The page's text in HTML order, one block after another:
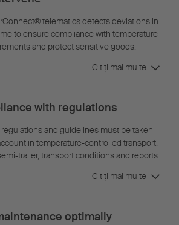
telematics detects deviations in
to ensure compliance with temperature
and protect sensitive goods.
to take appropriate action in good
Citiţi mai multe
with regulations
and guidelines must be taken
in temperature-controlled transport.
trailer, transport conditions and reports
Distribution Practice) and the immediately
can be selected in
Citiţi mai multe
optimally